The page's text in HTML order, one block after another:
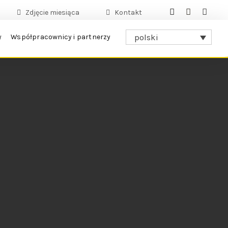
Zdjęcie miesiąca Kontakt
Współpracownicy i partnerzy polski